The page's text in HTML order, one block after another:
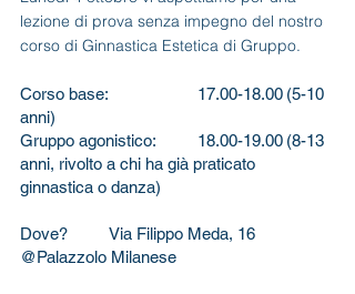
lezione di prova senza impegno del nostro
corso di Ginnastica Estetica di Gruppo.
Corso base:		17.00-18.00	(5-10
anni)
Gruppo agonistico:	18.00-19.00	(8-13
anni, rivolto a chi ha già praticato
ginnastica o danza)
Dove?	Via Filippo Meda, 16
@Palazzolo Milanese